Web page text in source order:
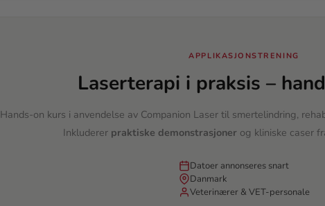
APPLIKASJONSTRENING
Laserterapi i praksis –
Hands-on kurs i anvendelse av Companion Laser til smertelindring,
Inkluderer praktiske demonstrasjonerog kliniske caser
Datoer annonseres snart
Danmark
Veterinærer & VET-personale